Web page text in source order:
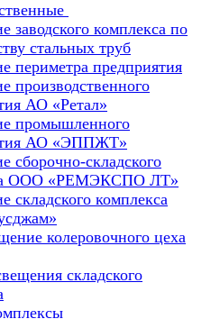
заводского комплекса по
стальных труб
периметра предприятия
производственного
АО «Ретал»
промышленного
АО «ЭППЖТ»
сборочно-складского
ООО «РЕМЭКСПО ЛТ»
складского комплекса
колеровочного цеха
складского